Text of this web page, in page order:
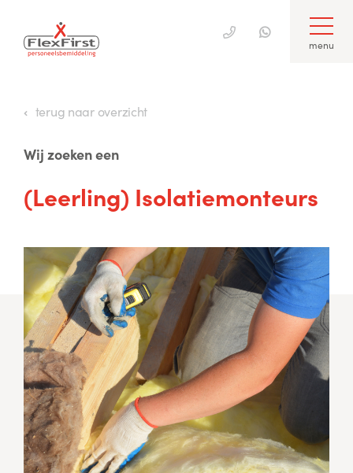
content
menu
terug naar overzicht
Wij zoeken een
(Leerling) Isolatiemonteurs